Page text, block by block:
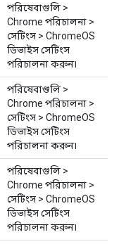
পরিষেবাগুলি >
Chrome পরিচালনা >
সেটিংস > ChromeOS
ডিভাইস সেটিংস
পরিচালনা করুন৷
পরিষেবাগুলি >
Chrome পরিচালনা >
সেটিংস > ChromeOS
ডিভাইস সেটিংস
পরিচালনা করুন৷
পরিষেবাগুলি >
Chrome পরিচালনা >
সেটিংস > ChromeOS
ডিভাইস সেটিংস
পরিচালনা করুন৷